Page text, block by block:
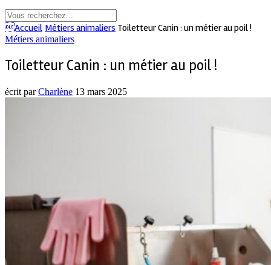
Accueil Métiers animaliers Toiletteur Canin : un métier au poil !
Métiers animaliers
Toiletteur Canin : un métier au poil !
écrit parCharlène 13 mars 2025